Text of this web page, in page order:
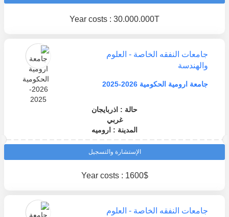
Year costs : 30.000.000T
جامعات النفقه الخاصة - العلوم
والهندسة
جامعة ارومية الحكومية 2026-2025
حالة : اذربايجان
غربي
المدينة : اروميه
الإستشارة والتسجيل
Year costs : 1600$
جامعات النفقه الخاصة - العلوم